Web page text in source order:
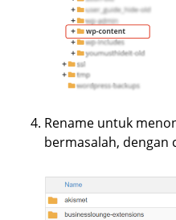
Rename untuk
bermasalah, dengan